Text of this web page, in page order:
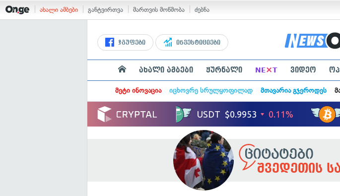
ახალი ამბები განტვირთვა მართვის მოწმობა ძებნა
ჯგუფები ინვესტიციები
ახალი ამბები ჟურნალი NE×T ვიდეო
მეტი ინოვაცია იცხოვრე სრულყოფილად მთავარია გჯეროდეს
შვედეთის